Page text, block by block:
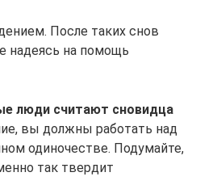
После таких снов
надеясь на помощь
люди считают сновидца
вы должны работать над
одиночестве. Подумайте,
так твердит